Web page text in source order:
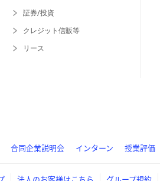
証券/投資
クレジット信販等
リース
合同企業説明会 インターン 授業評価